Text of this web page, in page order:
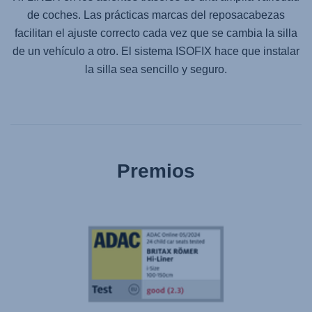
de coches. Las prácticas marcas del reposacabezas
facilitan el ajuste correcto cada vez que se cambia la silla
de un vehículo a otro. El sistema ISOFIX hace que instalar
la silla sea sencillo y seguro.
Premios